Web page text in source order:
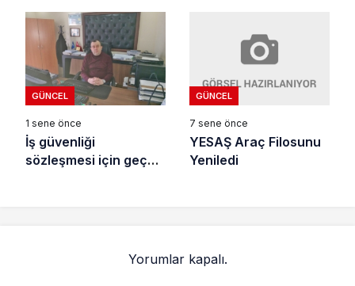
GÜNCEL
1 sene önce
İş güvenliği
sözleşmesi için geç
GÜNCEL
7 sene önce
YESAŞ Araç Filosunu
Yeniledi
Yorumlar kapalı.